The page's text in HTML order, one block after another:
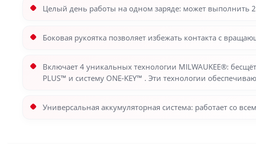
Целый день работы на одном заряде: может выполнить
Боковая рукоятка позволяет избежать контакта с
Включает 4 уникальных технологии MILWAUKEE®:
PLUS™ и систему ONE-KEY™ . Эти технологии
Универсальная аккумуляторная система: работает со